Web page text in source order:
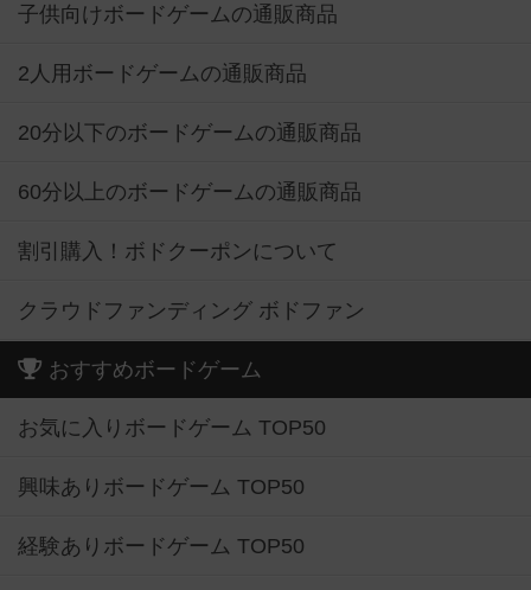
子供向けボードゲームの通販商品
2人用ボードゲームの通販商品
20分以下のボードゲームの通販商品
60分以上のボードゲームの通販商品
割引購入！ボドクーポンについて
クラウドファンディング ボドファン
おすすめボードゲーム
お気に入りボードゲーム TOP50
興味ありボードゲーム TOP50
経験ありボードゲーム TOP50